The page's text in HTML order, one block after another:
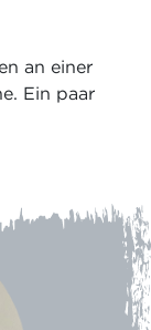
an einer
Ein paar